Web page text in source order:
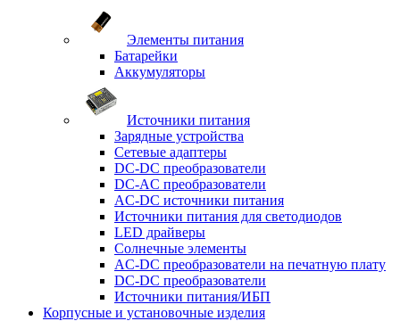
Элементы питания
Батарейки
Аккумуляторы
Источники питания
Зарядные устройства
Сетевые адаптеры
DC-DC преобразователи
DC-AC преобразователи
AC-DC источники питания
Источники питания для светодиодов
LED драйверы
Солнечные элементы
AC-DC преобразователи на печатную плату
DC-DC преобразователи
Источники питания/ИБП
Корпусные и установочные изделия